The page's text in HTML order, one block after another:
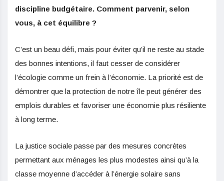
discipline budgétaire. Comment parvenir, selon
vous, à cet équilibre ?
C’est un beau défi, mais pour éviter qu’il ne reste au stade
des bonnes intentions, il faut cesser de considérer
l’écologie comme un frein à l’économie. La priorité est de
démontrer que la protection de notre île peut générer des
emplois durables et favoriser une économie plus résiliente
à long terme.
La justice sociale passe par des mesures concrètes
permettant aux ménages les plus modestes ainsi qu’à la
classe moyenne d’accéder à l’énergie solaire sans